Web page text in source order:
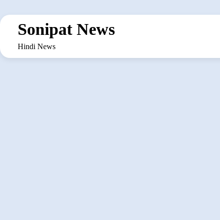
to
contentSonipat News
Hindi News